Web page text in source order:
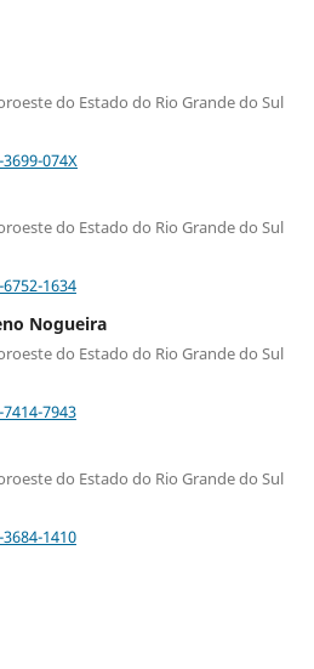
do Estado do Rio Grande do Sul
074X
do Estado do Rio Grande do Sul
1634
Nogueira
do Estado do Rio Grande do Sul
7943
do Estado do Rio Grande do Sul
1410